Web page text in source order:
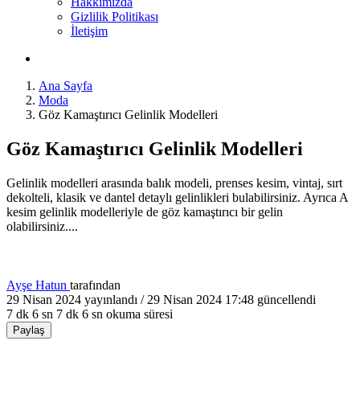
Gizlilik Politikası
İletişim
Ana Sayfa
Moda
Göz Kamaştırıcı Gelinlik Modelleri
Göz Kamaştırıcı Gelinlik Modelleri
Gelinlik modelleri arasında balık modeli, prenses kesim, vintaj, sırt
dekolteli, klasik ve dantel detaylı gelinlikleri bulabilirsiniz. Ayrıca A
kesim gelinlik modelleriyle de göz kamaştırıcı bir gelin
olabilirsiniz....
Ayşe Hatun tarafından
29 Nisan 2024 yayınlandı / 29 Nisan 2024 17:48 güncellendi
7 dk 6 sn 7 dk 6 sn okuma süresi
Paylaş